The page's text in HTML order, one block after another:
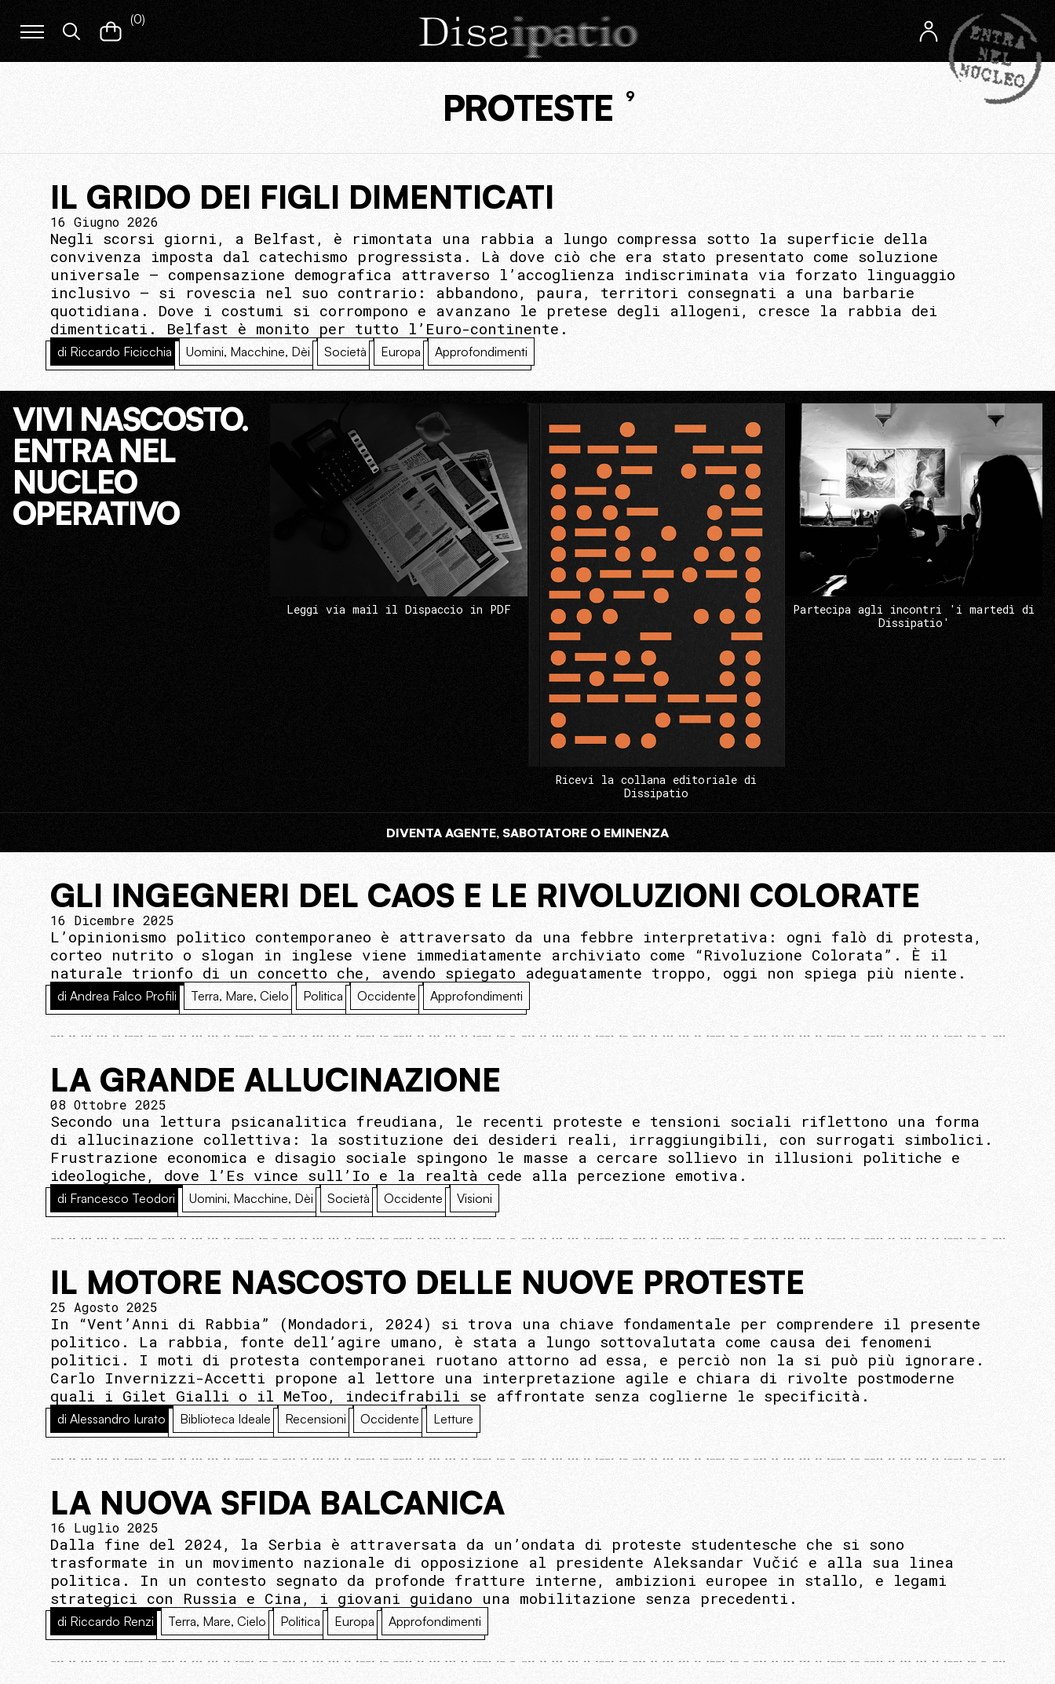
(0)
PROTESTE 9
IL GRIDO DEI FIGLI DIMENTICATI
16 Giugno 2026
Negli scorsi giorni, a Belfast, è rimontata una rabbia a lungo compressa sotto la superficie della
convivenza imposta dal catechismo progressista. Là dove ciò che era stato presentato come soluzione
universale – compensazione demografica attraverso l’accoglienza indiscriminata via forzato linguaggio
inclusivo – si rovescia nel suo contrario: abbandono, paura, territori consegnati a una barbarie
quotidiana. Dove i costumi si corrompono e avanzano le pretese degli allogeni, cresce la rabbia dei
dimenticati. Belfast è monito per tutto l’Euro-continente.
di Riccardo Ficicchia Uomini, Macchine, Dèi Società Europa Approfondimenti
VIVI NASCOSTO.
ENTRA NEL
NUCLEO
OPERATIVO
Leggi via mail il Dispaccio in PDF
Ricevi la collana editoriale di
Dissipatio
Partecipa agli incontri 'i martedì di
Dissipatio'
DIVENTA AGENTE, SABOTATORE O EMINENZA
GLI INGEGNERI DEL CAOS E LE RIVOLUZIONI COLORATE
16 Dicembre 2025
L’opinionismo politico contemporaneo è attraversato da una febbre interpretativa: ogni falò di protesta,
corteo nutrito o slogan in inglese viene immediatamente archiviato come “Rivoluzione Colorata”. È il
naturale trionfo di un concetto che, avendo spiegato adeguatamente troppo, oggi non spiega più niente.
di Andrea Falco Profili Terra, Mare, Cielo Politica Occidente Approfondimenti
LA GRANDE ALLUCINAZIONE
08 Ottobre 2025
Secondo una lettura psicanalitica freudiana, le recenti proteste e tensioni sociali riflettono una forma
di allucinazione collettiva: la sostituzione dei desideri reali, irraggiungibili, con surrogati simbolici.
Frustrazione economica e disagio sociale spingono le masse a cercare sollievo in illusioni politiche e
ideologiche, dove l’Es vince sull’Io e la realtà cede alla percezione emotiva.
di Francesco Teodori Uomini, Macchine, Dèi Società Occidente Visioni
IL MOTORE NASCOSTO DELLE NUOVE PROTESTE
25 Agosto 2025
In “Vent’Anni di Rabbia” (Mondadori, 2024) si trova una chiave fondamentale per comprendere il presente
politico. La rabbia, fonte dell’agire umano, è stata a lungo sottovalutata come causa dei fenomeni
politici. I moti di protesta contemporanei ruotano attorno ad essa, e perciò non la si può più ignorare.
Carlo Invernizzi-Accetti propone al lettore una interpretazione agile e chiara di rivolte postmoderne
quali i Gilet Gialli o il MeToo, indecifrabili se affrontate senza coglierne le specificità.
di Alessandro Iurato Biblioteca Ideale Recensioni Occidente Letture
LA NUOVA SFIDA BALCANICA
16 Luglio 2025
Dalla fine del 2024, la Serbia è attraversata da un’ondata di proteste studentesche che si sono
trasformate in un movimento nazionale di opposizione al presidente Aleksandar Vučić e alla sua linea
politica. In un contesto segnato da profonde fratture interne, ambizioni europee in stallo, e legami
strategici con Russia e Cina, i giovani guidano una mobilitazione senza precedenti.
di Riccardo Renzi Terra, Mare, Cielo Politica Europa Approfondimenti